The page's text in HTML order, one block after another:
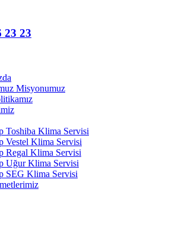
23 23
Misyonumuz
Toshiba Klima Servisi
Vestel Klima Servisi
Regal Klima Servisi
Uğur Klima Servisi
SEG Klima Servisi